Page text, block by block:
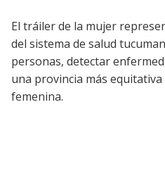
El tráiler de la mujer
del sistema de salud
personas, detectar
una provincia más
femenina.